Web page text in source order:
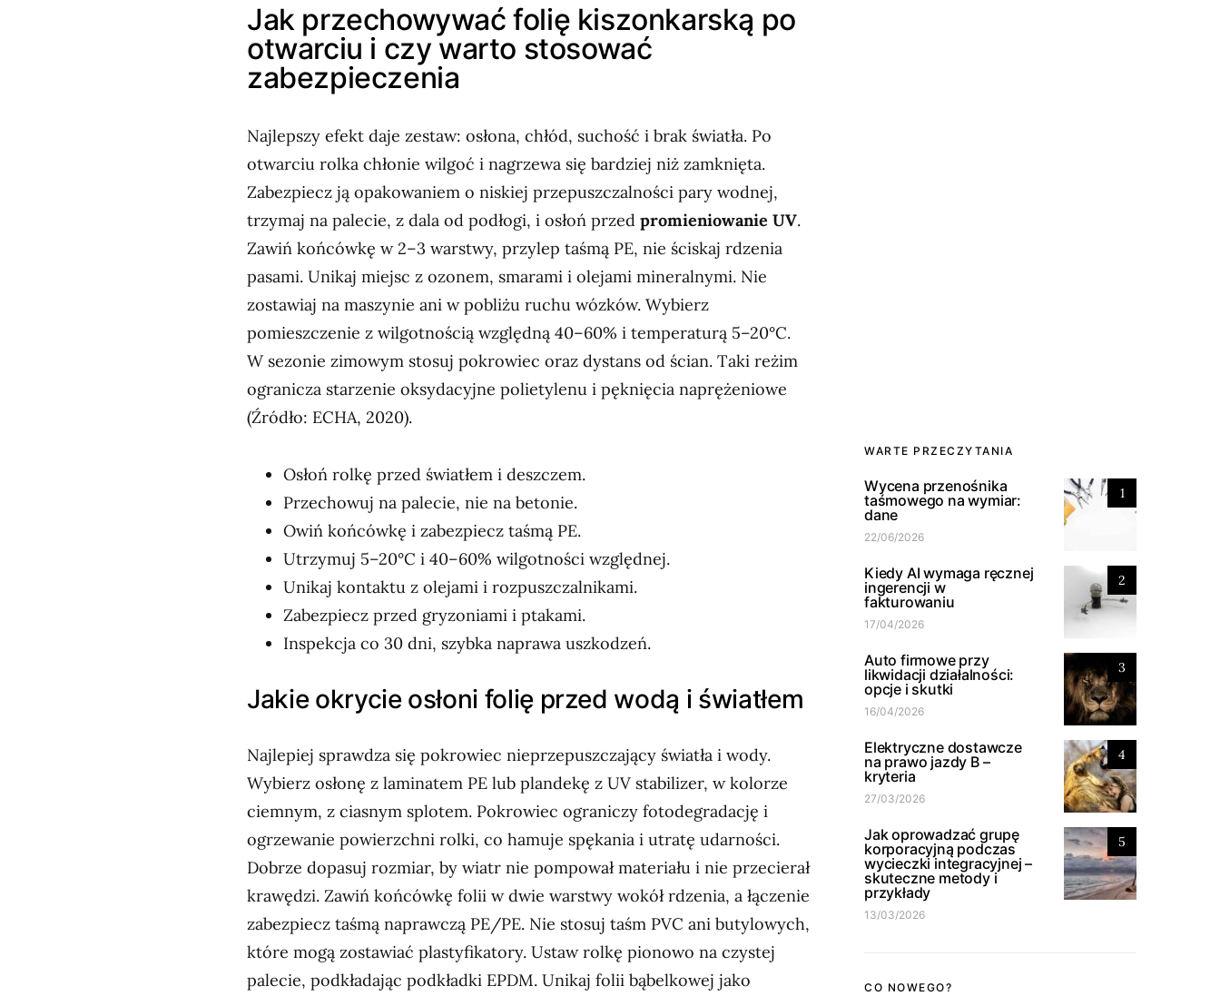
Jak przechowywać folię kiszonkarską po
otwarciu i czy warto stosować
zabezpieczenia
Najlepszy efekt daje zestaw: osłona, chłód, suchość i brak światła. Po
otwarciu rolka chłonie wilgoć i nagrzewa się bardziej niż zamknięta.
Zabezpiecz ją opakowaniem o niskiej przepuszczalności pary wodnej,
trzymaj na palecie, z dala od podłogi, i osłoń przed promieniowanie UV.
Zawiń końcówkę w 2–3 warstwy, przylep taśmą PE, nie ściskaj rdzenia
pasami. Unikaj miejsc z ozonem, smarami i olejami mineralnymi. Nie
zostawiaj na maszynie ani w pobliżu ruchu wózków. Wybierz
pomieszczenie z wilgotnością względną 40–60% i temperaturą 5–20°C.
W sezonie zimowym stosuj pokrowiec oraz dystans od ścian. Taki reżim
ogranicza starzenie oksydacyjne polietylenu i pęknięcia naprężeniowe
(Źródło: ECHA, 2020).
Osłoń rolkę przed światłem i deszczem.
Przechowuj na palecie, nie na betonie.
Owiń końcówkę i zabezpiecz taśmą PE.
Utrzymuj 5–20°C i 40–60% wilgotności względnej.
Unikaj kontaktu z olejami i rozpuszczalnikami.
Zabezpiecz przed gryzoniami i ptakami.
Inspekcja co 30 dni, szybka naprawa uszkodzeń.
Jakie okrycie osłoni folię przed wodą i światłem
Najlepiej sprawdza się pokrowiec nieprzepuszczający światła i wody.
Wybierz osłonę z laminatem PE lub plandekę z UV stabilizer, w kolorze
ciemnym, z ciasnym splotem. Pokrowiec ograniczy fotodegradację i
ogrzewanie powierzchni rolki, co hamuje spękania i utratę udarności.
Dobrze dopasuj rozmiar, by wiatr nie pompował materiału i nie przecierał
krawędzi. Zawiń końcówkę folii w dwie warstwy wokół rdzenia, a łączenie
zabezpiecz taśmą naprawczą PE/PE. Nie stosuj taśm PVC ani butylowych,
które mogą zostawiać plastyfikatory. Ustaw rolkę pionowo na czystej
palecie, podkładając podkładki EPDM. Unikaj folii bąbelkowej jako
WARTE PRZECZYTANIA
1
Wycena przenośnika
taśmowego na wymiar:
dane
22/06/2026
2
Kiedy AI wymaga ręcznej
ingerencji w
fakturowaniu
17/04/2026
3
Auto firmowe przy
likwidacji działalności:
opcje i skutki
16/04/2026
4
Elektryczne dostawcze
na prawo jazdy B –
kryteria
27/03/2026
5
Jak oprowadzać grupę
korporacyjną podczas
wycieczki integracyjnej –
skuteczne metody i
przykłady
13/03/2026
CO NOWEGO?